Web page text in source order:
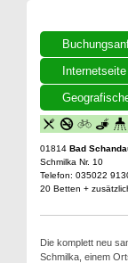
Internetseite
01814 Bad
Schmilka Nr. 10
Telefon: 035022
20 Betten +
Die komplett neu
Schmilka, einem